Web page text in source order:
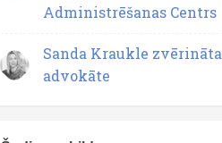
Administrēšanas Centrs
Sanda Kraukle zvērināta
advokāte